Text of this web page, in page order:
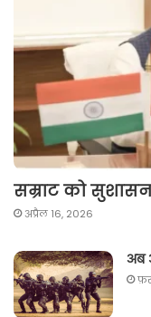
सम्राट को
अप्रैल 16, 2026
अब